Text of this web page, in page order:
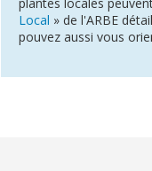
plantes locales
Local » de l'ARBE
pouvez aussi vous